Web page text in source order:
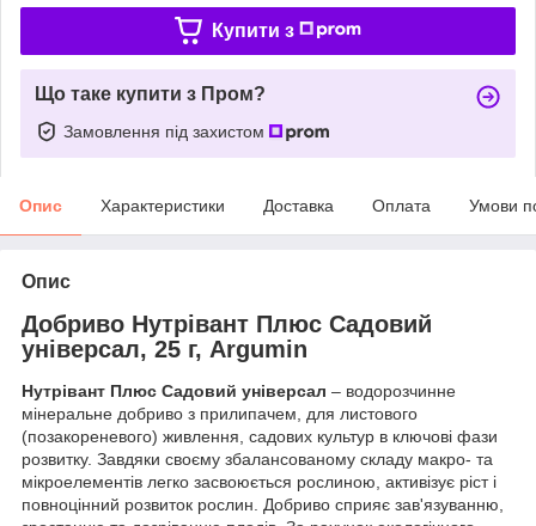
Купити з
Що таке купити з Пром?
Замовлення під захистом
Опис Характеристики Доставка Оплата Умови
Опис
Добриво Нутрівант Плюс Садовий
універсал, 25 г, Argumin
Нутрівант Плюс Садовий універсал – водорозчинне
мінеральне добриво з прилипачем, для листового
(позакореневого) живлення, садових культур в ключові фази
розвитку. Завдяки своєму збалансованому складу макро- та
мікроелементів легко засвоюється рослиною, активізує ріст і
повноцінний розвиток рослин. Добриво сприяє зав'язуванню,